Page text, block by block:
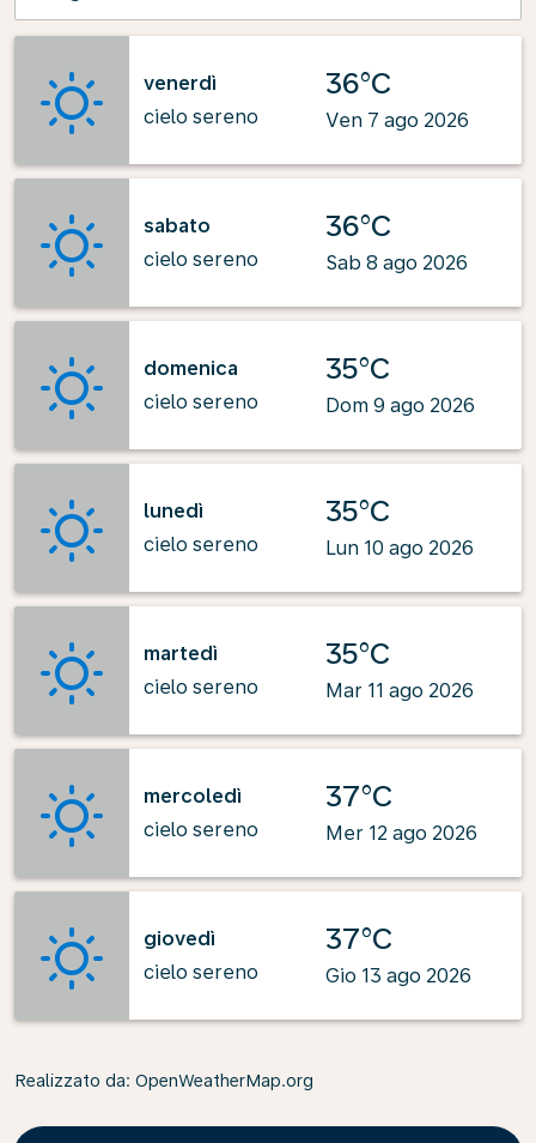
venerdì
cielo sereno
36°C
Ven 7 ago 2026
sabato
cielo sereno
36°C
Sab 8 ago 2026
domenica
cielo sereno
35°C
Dom 9 ago 2026
lunedì
cielo sereno
35°C
Lun 10 ago 2026
martedì
cielo sereno
35°C
Mar 11 ago 2026
mercoledì
cielo sereno
37°C
Mer 12 ago 2026
giovedì
cielo sereno
37°C
Gio 13 ago 2026
Realizzato da: OpenWeatherMap.org